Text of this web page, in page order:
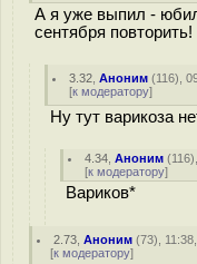
А я уже выпил -
сентября повторить!
3.32 ,Аноним (116),
[к модератору]
Ну тут варикоза
4.34 ,Аноним (116
[к модератору]
Вариков*
2.73 ,Аноним (73),
[к модератору]